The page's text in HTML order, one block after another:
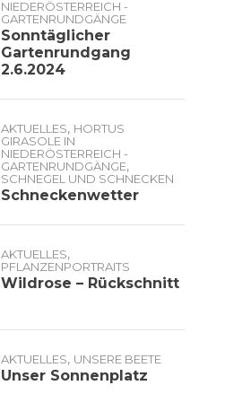
NIEDERÖSTERREICH -
GARTENRUNDGÄNGE
Sonntäglicher
Gartenrundgang
2.6.2024
AKTUELLES, HORTUS
GIRASOLE IN
NIEDERÖSTERREICH -
GARTENRUNDGÄNGE,
SCHNEGEL UND SCHNECKEN
Schneckenwetter
AKTUELLES,
PFLANZENPORTRAITS
Wildrose – Rückschnitt
AKTUELLES, UNSERE BEETE
Unser Sonnenplatz